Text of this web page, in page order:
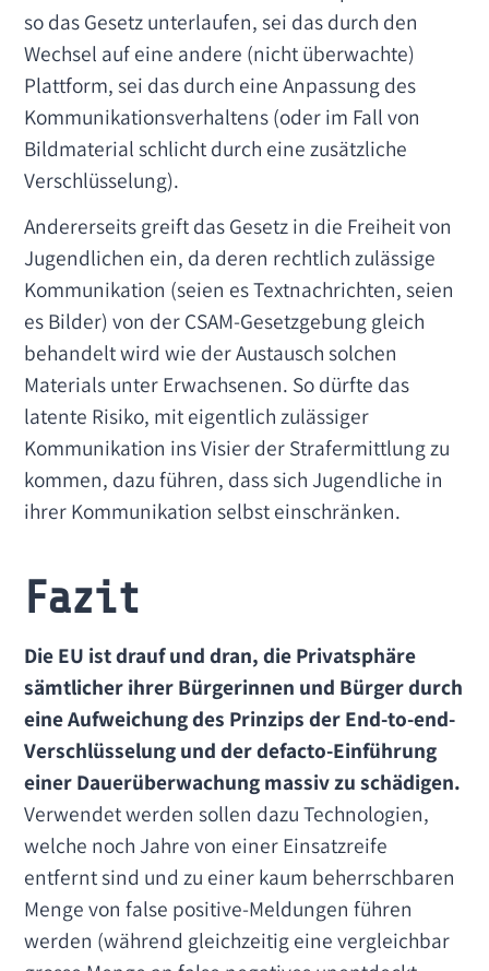
so das Gesetz unterlaufen, sei das durch den
Wechsel auf eine andere (nicht überwachte)
Plattform, sei das durch eine Anpassung des
Kommunikationsverhaltens (oder im Fall von
Bildmaterial schlicht durch eine zusätzliche
Verschlüsselung).
Andererseits greift das Gesetz in die Freiheit von
Jugendlichen ein, da deren rechtlich zulässige
Kommunikation (seien es Textnachrichten, seien
es Bilder) von der CSAM-Gesetzgebung gleich
behandelt wird wie der Austausch solchen
Materials unter Erwachsenen. So dürfte das
latente Risiko, mit eigentlich zulässiger
Kommunikation ins Visier der Strafermittlung zu
kommen, dazu führen, dass sich Jugendliche in
ihrer Kommunikation selbst einschränken.
Fazit
Die EU ist drauf und dran, die Privatsphäre
sämtlicher ihrer Bürgerinnen und Bürger durch
eine Aufweichung des Prinzips der End-to-end-
Verschlüsselung und der defacto-Einführung
einer Dauerüberwachung massiv zu schädigen.
Verwendet werden sollen dazu Technologien,
welche noch Jahre von einer Einsatzreife
entfernt sind und zu einer kaum beherrschbaren
Menge von false positive-Meldungen führen
werden (während gleichzeitig eine vergleichbar